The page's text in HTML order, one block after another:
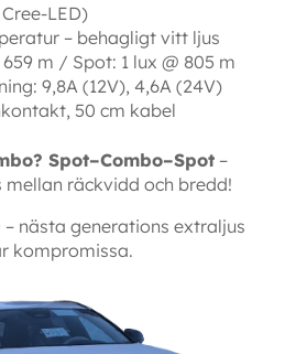
LED)
– behagligt vitt ljus
m / Spot: 1 lux @ 805 m
9,8A (12V), 4,6A (24V)
50 cm kabel
Spot–Combo–Spot–
räckvidd och bredd!
– nästa generations extraljus
kompromissa.